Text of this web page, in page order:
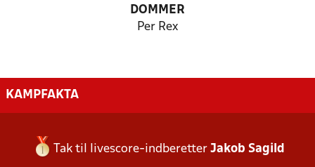
DOMMER
Per Rex
KAMPFAKTA
Tak til livescore-indberetter Jakob Sagild